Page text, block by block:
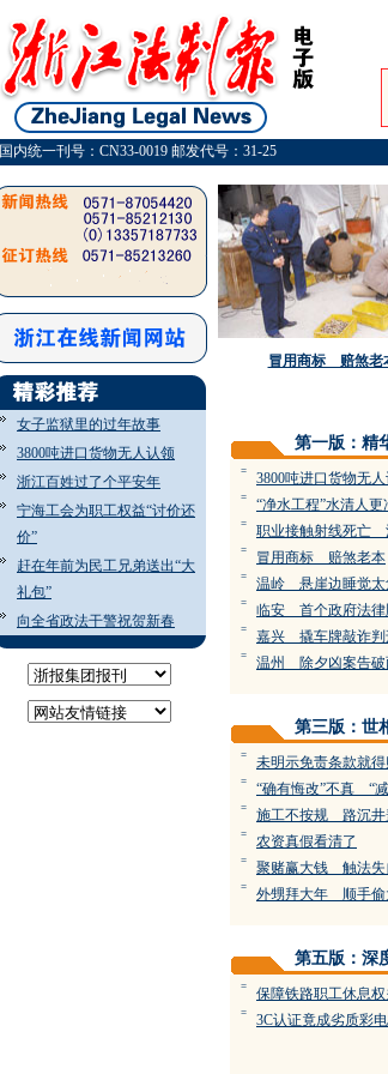
国内统一刊号：CN33-0019 邮发代号：31-25
女子监狱里的过年故事
3800吨进口货物无人认领
浙江百姓过了个平安年
宁海工会为职工权益“讨价还
价”
赶在年前为民工兄弟送出“大
礼包”
向全省政法干警祝贺新春
冒用商标 赔煞老
第一版：精
= 3800吨进口货物无
= “净水工程”水清人更
= 职业接触射线死亡
= 冒用商标 赔煞老本
= 温岭 悬崖边睡觉太
= 临安 首个政府法律
= 嘉兴 撬车牌敲诈判
= 温州 除夕凶案告破
第三版：世
= 未明示免责条款就
= “确有悔改”不真 “
= 施工不按规 路沉井
= 农资真假看清了
= 聚赌赢大钱 触法失
= 外甥拜大年 顺手偷
第五版：深
= 保障铁路职工休息
= 3C认证竟成劣质彩